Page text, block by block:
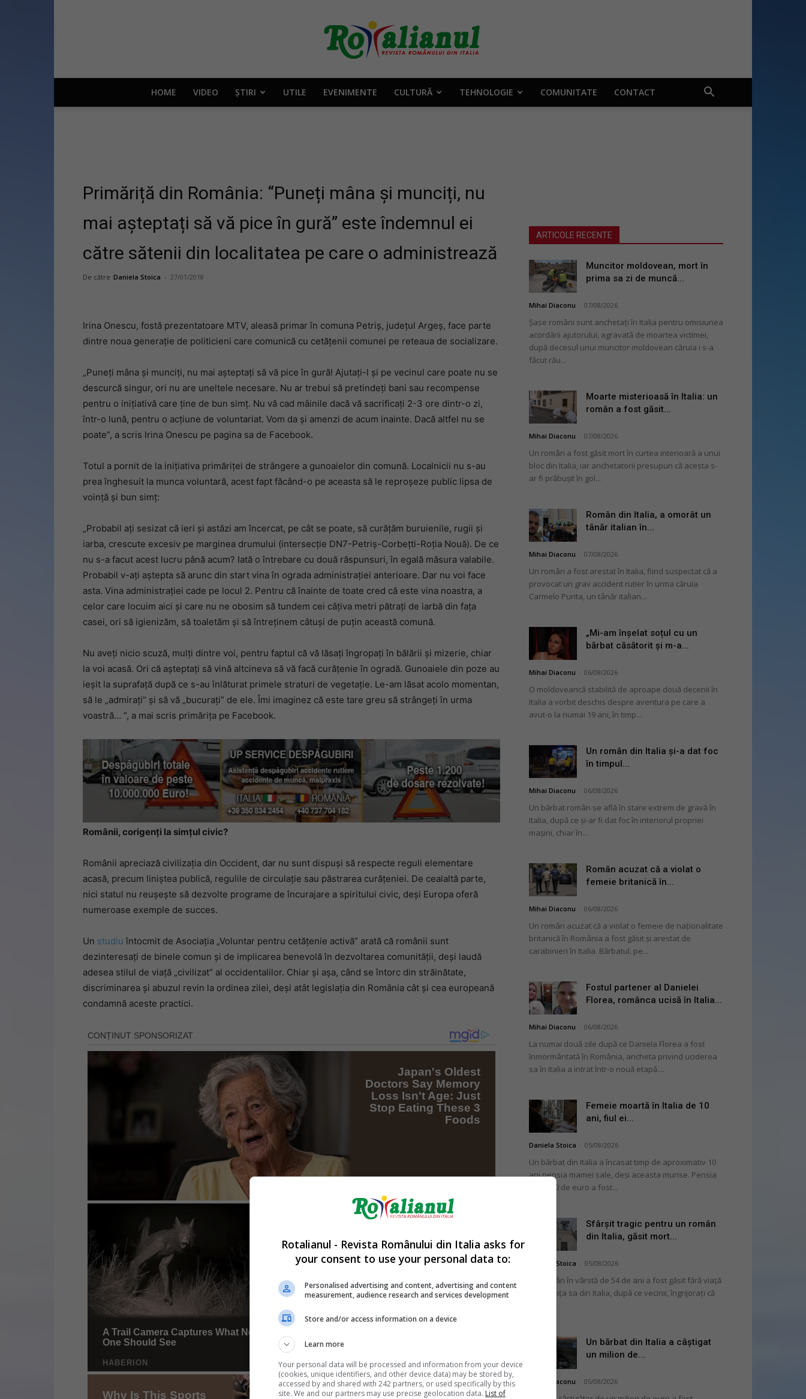
Rotalianul
Revista
românului
din
HOME VIDEO ȘTIRI UTILE EVENIMENTE CULTURĂ TEHNOLOGIE COMUNITATE CONTACT
Primăriță din România: “Puneți mâna și munciți, nu
mai așteptați să vă pice în gură” este îndemnul ei
către sătenii din localitatea pe care o administrează
De către Daniela Stoica - 27/01/2018
Irina Onescu, fostă prezentatoare MTV, aleasă primar în comuna Petriș, județul Argeș, face parte
dintre noua generație de politicieni care comunică cu cetățenii comunei pe reteaua de socializare.
„Puneți mâna și munciți, nu mai așteptați să vă pice în gură! Ajutați-l și pe vecinul care poate nu se
descurcă singur, ori nu are uneltele necesare. Nu ar trebui să pretindeți bani sau recompense
pentru o inițiativă care ține de bun simț. Nu vă cad mâinile dacă vă sacrificați 2-3 ore dintr-o zi,
într-o lună, pentru o acțiune de voluntariat. Vom da și amenzi de acum inainte. Dacă altfel nu se
poate”, a scris Irina Onescu pe pagina sa de Facebook.
Totul a pornit de la inițiativa primăriței de strângere a gunoaielor din comună. Localnicii nu s-au
prea înghesuit la munca voluntară, acest fapt făcând-o pe aceasta să le reproșeze public lipsa de
voință și bun simț:
„Probabil ați sesizat că ieri și astăzi am încercat, pe cât se poate, să curățăm buruienile, rugii și
iarba, crescute excesiv pe marginea drumului (intersecție DN7-Petriș-Corbețti-Roția Nouă). De ce
nu s-a facut acest lucru până acum? Iată o întrebare cu două răspunsuri, în egală măsura valabile.
Probabil v-ați aștepta să arunc din start vina în ograda administrației anterioare. Dar nu voi face
asta. Vina administrației cade pe locul 2. Pentru că înainte de toate cred că este vina noastra, a
celor care locuim aici și care nu ne obosim să tundem cei câțiva metri pătrați de iarbă din fața
casei, ori să igienizăm, să toaletăm și să întreținem câtuși de puțin această comună.
Nu aveți nicio scuză, mulți dintre voi, pentru faptul că vă lăsați îngropați în bălării și mizerie, chiar
la voi acasă. Ori că așteptați să vină altcineva să vă facă curățenie în ogradă. Gunoaiele din poze au
ieșit la suprafață după ce s-au înlăturat primele straturi de vegetație. Le-am lăsat acolo momentan,
să le „admirați” și să vă „bucurați” de ele. Îmi imaginez că este tare greu să strângeți în urma
voastră… ”, a mai scris primărița pe Facebook.
Românii, corigenţi la simţul civic?
Românii apreciază civilizaţia din Occident, dar nu sunt dispuşi să respecte reguli elementare
acasă, precum liniştea publică, regulile de circulaţie sau păstrarea curăţeniei. De cealaltă parte,
nici statul nu reuşeşte să dezvolte programe de încurajare a spiritului civic, deşi Europa oferă
numeroase exemple de succes.
Un studiu întocmit de Asociaţia „Voluntar pentru cetăţenie activă” arată că românii sunt
dezinteresaţi de binele comun şi de implicarea benevolă în dezvoltarea comunităţii, deşi laudă
adesea stilul de viaţă „civilizat” al occidentalilor. Chiar şi aşa, când se întorc din străinătate,
discriminarea şi abuzul revin la ordinea zilei, deşi atât legislaţia din România cât şi cea europeană
condamnă aceste practici.
ARTICOLE RECENTE
Muncitor moldovean, mort în
prima sa zi de muncă...
Mihai Diaconu 07/08/2026
Șase români sunt anchetați în Italia pentru omisiunea
acordării ajutorului, agravată de moartea victimei,
după decesul unui muncitor moldovean căruia i s-a
făcut rău...
Moarte misterioasă în Italia: un
român a fost găsit...
Mihai Diaconu 07/08/2026
Un român a fost găsit mort în curtea interioară a unui
bloc din Italia, iar anchetatorii presupun că acesta s-
ar fi prăbușit în gol...
Român din Italia, a omorât un
tânăr italian în...
Mihai Diaconu 07/08/2026
Un român a fost arestat în Italia, fiind suspectat că a
provocat un grav accident rutier în urma căruia
Carmelo Purita, un tânăr italian...
„Mi-am înșelat soțul cu un
bărbat căsătorit și m-a...
Mihai Diaconu 06/08/2026
O moldoveancă stabilită de aproape două decenii în
Italia a vorbit deschis despre aventura pe care a
avut-o la numai 19 ani, în timp...
Un român din Italia și-a dat foc
în timpul...
Mihai Diaconu 06/08/2026
Un bărbat român se află în stare extrem de gravă în
Italia, după ce și-ar fi dat foc în interiorul propriei
mașini, chiar în...
Român acuzat că a violat o
femeie britanică în...
Mihai Diaconu 06/08/2026
Un român acuzat că a violat o femeie de naționalitate
britanică în România a fost găsit și arestat de
carabinieri în Italia. Bărbatul, pe...
Fostul partener al Danielei
Florea, românca ucisă în Italia...
Mihai Diaconu 06/08/2026
La numai două zile după ce Daniela Florea a fost
înmormântată în România, ancheta privind uciderea
sa în Italia a intrat într-o nouă etapă....
Femeie moartă în Italia de 10
ani, fiul ei...
Daniela Stoica 05/08/2026
Un bărbat din Italia a încasat timp de aproximativ 10
ani pensia mamei sale, deși aceasta murise. Pensia
de 2.000 de euro a fost...
Sfârșit tragic pentru un român
din Italia, găsit mort...
Daniela Stoica 05/08/2026
Un român în vârstă de 54 de ani a fost găsit fără viață
în locuința sa din Italia, după ce vecinii, îngrijorați că
Un bărbat din Italia a câștigat
un milion de...
Mihai Diaconu 05/08/2026
Rotalianul - Revista Românului din Italia asks for
your consent to use your personal data to:
Personalised advertising and content, advertising and content
measurement, audience research and services development
Store and/or access information on a device
Learn more
Your personal data will be processed and information from your device
(cookies, unique identifiers, and other device data) may be stored by,
accessed by and shared with 242 partners, or used specifically by this
site. We and our partners may use precise geolocation data. List of